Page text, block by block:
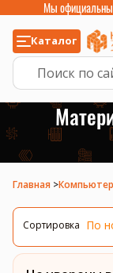
Мы
Каталог
Главная >
Сортировка По